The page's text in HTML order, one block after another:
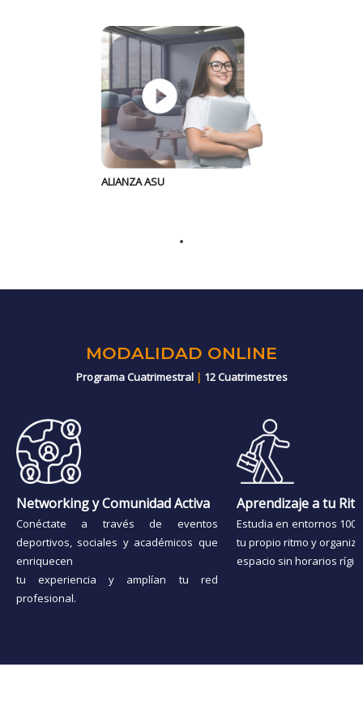
ALIANZA ASU
MODALIDAD ONLINE
Programa Cuatrimestral | 12 Cuatrimestres
Networking y Comunidad Activa
Conéctate a través de eventos
deportivos, sociales y académicos que
enriquecen
tu experiencia y amplían tu red
profesional.
Aprendizaje a tu
Estudia en entornos
tu propio ritmo y
espacio sin horarios